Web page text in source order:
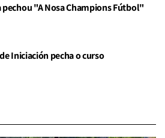
pechou "A Nosa Champions Fútbol"
Iniciación pecha o curso